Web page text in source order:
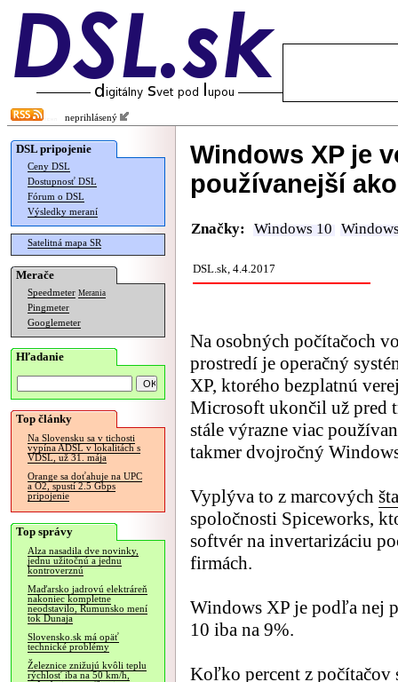
neprihlásený
DSL pripojenie
Ceny DSL
Dostupnosť DSL
Fórum o DSL
Výsledky meraní
Satelitná mapa SR
Merače
Speedmeter Merania
Pingmeter
Googlemeter
Hľadanie
Top články
Na Slovensku sa v tichosti
vypína ADSL v lokalitách s
VDSL, už 31. mája
Orange sa doťahuje na UPC
a O2, spustí 2.5 Gbps
pripojenie
Top správy
Alza nasadila dve novinky,
jednu užitočnú a jednu
kontroverznú
Maďarsko jadrovú elektráreň
nakoniec kompletne
neodstavilo, Rumunsko mení
tok Dunaja
Slovensko.sk má opäť
technické problémy
Železnice znižujú kvôli teplu
rýchlosť iba na 50 km/h,
Windows XP je
používanejší
Značky: Windows 10
DSL.sk, 4.4.2017
Na osobných počítačoch
prostredí je operačný
XP, ktorého bezplatnú
Microsoft ukončil už pred
stále výrazne viac
takmer dvojročný
Vyplýva to z marcových
spoločnosti Spiceworks,
softvér na invertarizáciu
firmách.
Windows XP je podľa nej
10 iba na 9%.
Koľko percent z počítačov